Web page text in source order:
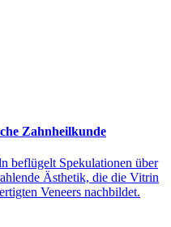
Zahnheilkunde
beflügelt Spekulationen über
Ästhetik, die die Vitrin
Veneers nachbildet.